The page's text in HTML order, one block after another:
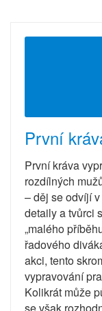
První
První kráva
rozdílných
– děj se odvíjí
detaily a tvůrci
„malého
řadového
akci, tento
vypravování
Kolikrát může